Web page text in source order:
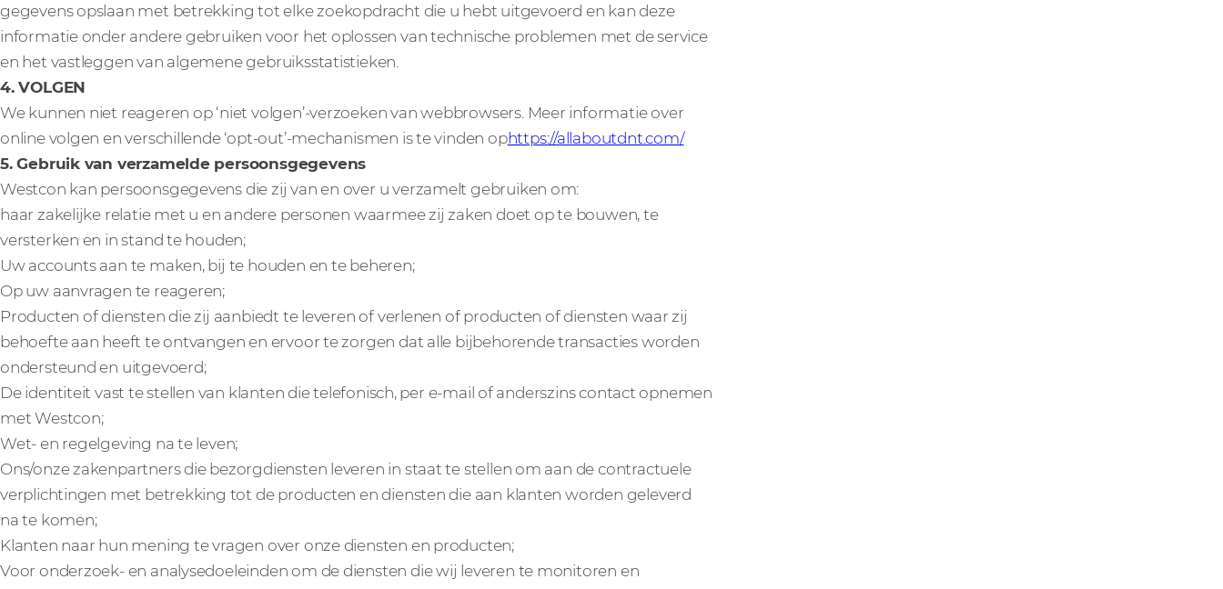
gegevens opslaan met betrekking tot elke zoekopdracht die u hebt uitgevoerd en kan deze
informatie onder andere gebruiken voor het oplossen van technische problemen met de service
en het vastleggen van algemene gebruiksstatistieken.
4. VOLGEN
We kunnen niet reageren op ‘niet volgen’-verzoeken van webbrowsers. Meer informatie over
online volgen en verschillende ‘opt-out’-mechanismen is te vinden ophttps://allaboutdnt.com/
5. Gebruik van verzamelde persoonsgegevens
Westcon kan persoonsgegevens die zij van en over u verzamelt gebruiken om:
haar zakelijke relatie met u en andere personen waarmee zij zaken doet op te bouwen, te
versterken en in stand te houden;
Uw accounts aan te maken, bij te houden en te beheren;
Op uw aanvragen te reageren;
Producten of diensten die zij aanbiedt te leveren of verlenen of producten of diensten waar zij
behoefte aan heeft te ontvangen en ervoor te zorgen dat alle bijbehorende transacties worden
ondersteund en uitgevoerd;
De identiteit vast te stellen van klanten die telefonisch, per e-mail of anderszins contact opnemen
met Westcon;
Wet- en regelgeving na te leven;
Ons/onze zakenpartners die bezorgdiensten leveren in staat te stellen om aan de contractuele
verplichtingen met betrekking tot de producten en diensten die aan klanten worden geleverd
na te komen;
Klanten naar hun mening te vragen over onze diensten en producten;
Voor onderzoek- en analysedoeleinden om de diensten die wij leveren te monitoren en